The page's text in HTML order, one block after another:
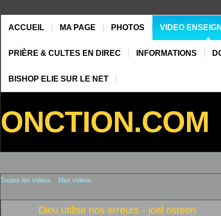
ACCUEIL MA PAGE PHOTOS VIDEO
PRIÈRE & CULTES EN DIREC INFORMATIONS
BISHOP ELIE SUR LE NET
ONCTION.COM
Toutes les vidéos Mes vidéos
Dieu utilise nos erreurs - joel osteen